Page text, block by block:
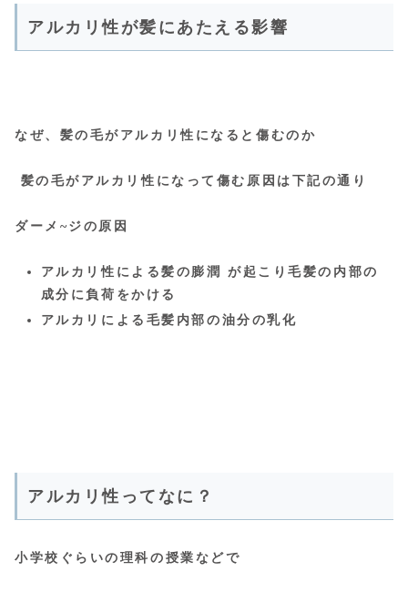
アルカリ性が髪にあたえる影響
なぜ、髪の毛がアルカリ性になると傷むのか
髪の毛がアルカリ性になって傷む原因は下記の通り
ダーメ~ジの原因
アルカリ性による髪の膨潤 が起こり毛髪の内部の
成分に負荷をかける
アルカリによる毛髪内部の油分の乳化
アルカリ性ってなに？
小学校ぐらいの理科の授業などで